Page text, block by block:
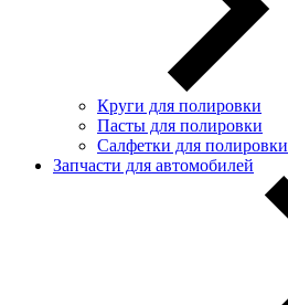
Круги для полировки
Пасты для полировки
Салфетки для полировки
Запчасти для автомобилей